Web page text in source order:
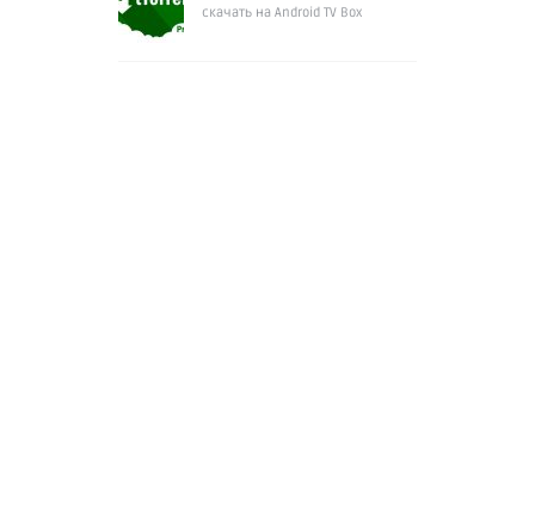
скачать на Android TV Box